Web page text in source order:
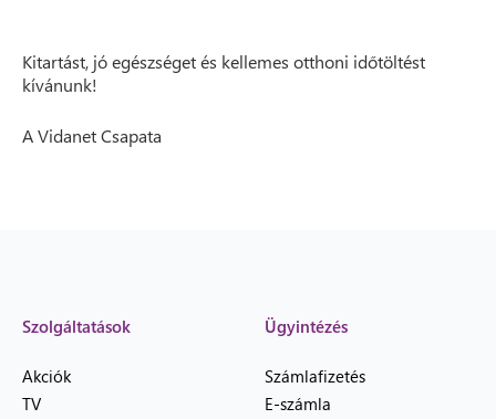
Kitartást, jó egészséget és kellemes otthoni időtöltést
kívánunk!
A Vidanet Csapata
Szolgáltatások
Akciók
TV
Ügyintézés
Számlafizetés
E-számla